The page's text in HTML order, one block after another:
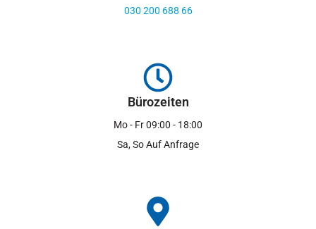
030 200 688 66
Bürozeiten
Mo - Fr 09:00 - 18:00
Sa, So Auf Anfrage